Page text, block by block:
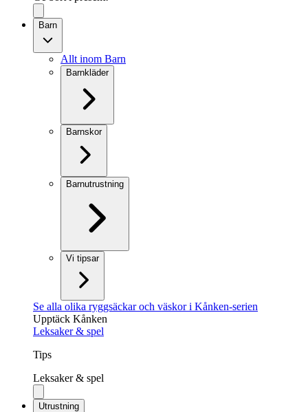
Barn
Allt inom Barn
Barnkläder
Barnskor
Barnutrustning
Vi tipsar
Se alla olika ryggsäckar och väskor i Kånken-serien
Upptäck Kånken
Leksaker & spel
Tips
Leksaker & spel
Utrustning